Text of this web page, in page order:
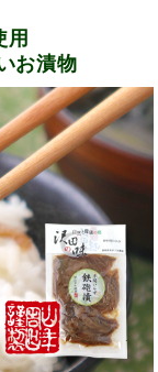
用
お漬物